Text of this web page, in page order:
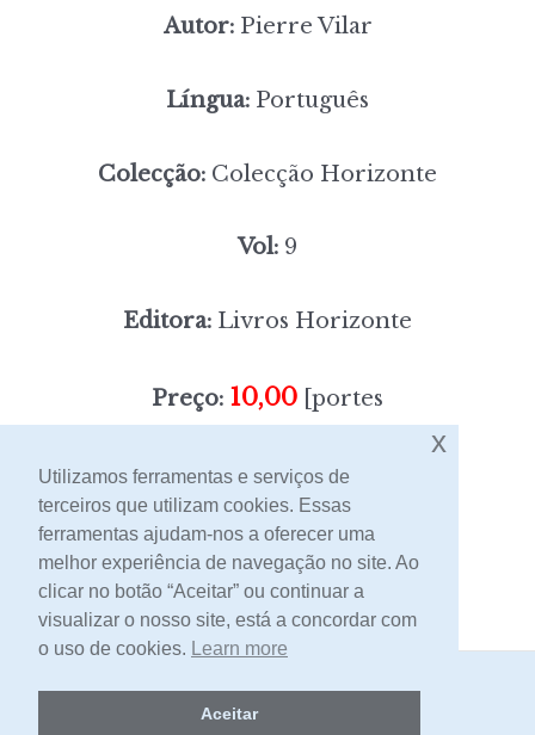
Autor:Pierre Vilar
Língua: Português
Colecção: Colecção Horizonte
Vol: 9
Editora: Livros Horizonte
Preço: 10,00 [portes
Contacto
2026 -Livraria Egrégora
Utilizamos ferramentas e serviços de
terceiros que utilizam cookies. Essas
ferramentas ajudam-nos a oferecer uma
melhor experiência de navegação no site. Ao
clicar no botão “Aceitar” ou continuar a
visualizar o nosso site, está a concordar com
o uso de cookies. Learn more
Aceitar
x